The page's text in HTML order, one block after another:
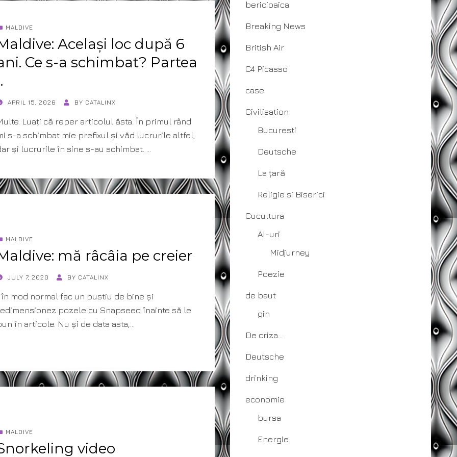
MALDIVE
Același loc după 6
Ce s-a schimbat? Partea
APRIL 15, 2026 BY CATALINX
Luați că reper articolul ăsta. În primul rând
s-a schimbat mie prefixul și văd lucrurile altfel,
și lucrurile în sine s-au schimbat. …
MALDIVE
mă râcâia pe creier
JULY 7, 2020 BY CATALINX
în mod normal fac un pustiu de bine și
pozele cu Snapseed înainte să le
în articole. Nu și de data asta,…
MALDIVE
video
bericioaica
Breaking News
British Air
C4 Picasso
case
Civilisation
Bucuresti
Deutsche
La țară
Religie si Biserici
Cucultura
AI-uri
Midjurney
Poezie
de baut
gin
De criza…
Deutsche
drinking
economie
bursa
Energie